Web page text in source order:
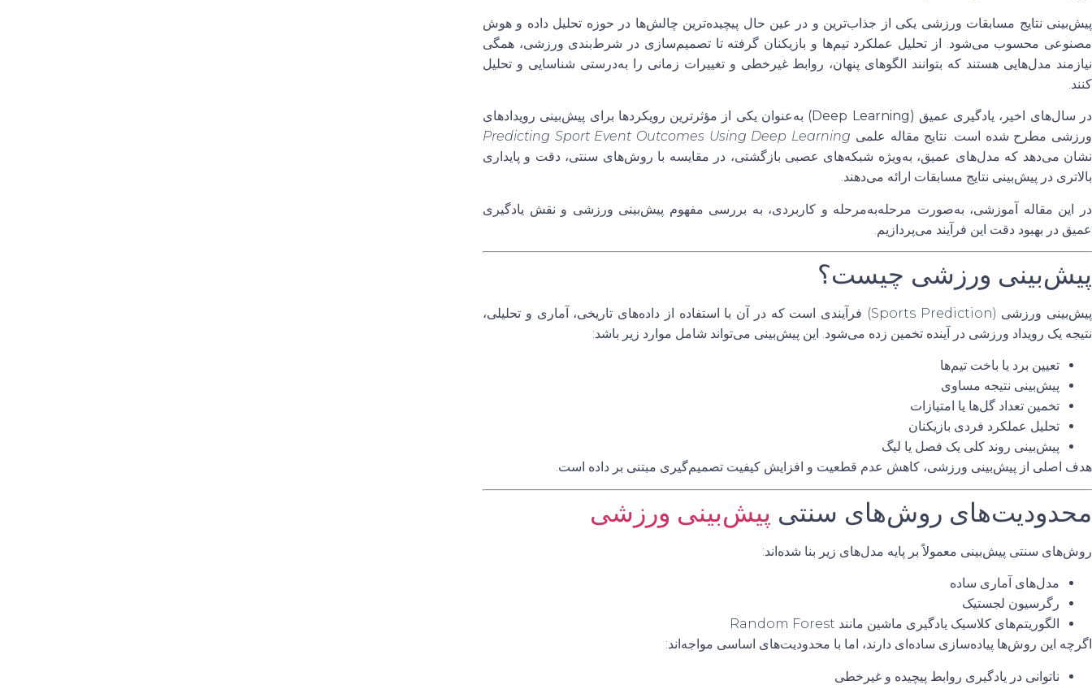
پیش‌بینی نتایج مسابقات ورزشی یکی از جذاب‌ترین و در عین حال پیچیده‌ترین چالش‌ها در حوزه تحلیل داده و هوش
مصنوعی محسوب می‌شود. از تحلیل عملکرد تیم‌ها و بازیکنان گرفته تا تصمیم‌سازی در شرط‌بندی ورزشی، همگی
نیازمند مدل‌هایی هستند که بتوانند الگوهای پنهان، روابط غیرخطی و تغییرات زمانی را به‌درستی شناسایی و تحلیل
کنند.
در سال‌های اخیر، یادگیری عمیق (Deep Learning)
به‌عنوان یکی از مؤثرترین رویکردها برای پیش‌بینی رویدادهای
ورزشی مطرح شده است. نتایج مقاله علمی Predicting Sport Event Outcomes Using Deep Learning
نشان می‌دهد که مدل‌های عمیق، به‌ویژه شبکه‌های عصبی بازگشتی، در مقایسه با روش‌های سنتی، دقت و پایداری
بالاتری در پیش‌بینی نتایج مسابقات ارائه می‌دهند.
در این مقاله آموزشی، به‌صورت مرحله‌به‌مرحله و کاربردی، به بررسی مفهوم پیش‌بینی ورزشی و نقش یادگیری
عمیق در بهبود دقت این فرآیند می‌پردازیم.
پیش‌بینی ورزشی چیست؟
پیش‌بینی ورزشی (Sports Prediction) فرآیندی است که در آن با استفاده از داده‌های تاریخی، آماری و تحلیلی،
نتیجه یک رویداد ورزشی در آینده تخمین زده می‌شود. این پیش‌بینی می‌تواند شامل موارد زیر باشد:
تعیین برد یا باخت تیم‌ها
پیش‌بینی نتیجه مساوی
تخمین تعداد گل‌ها یا امتیازات
تحلیل عملکرد فردی بازیکنان
پیش‌بینی روند کلی یک فصل یا لیگ
هدف اصلی از پیش‌بینی ورزشی، کاهش عدم قطعیت و افزایش کیفیت تصمیم‌گیری مبتنی بر داده است.
محدودیت‌های روش‌های سنتی پیش‌بینی ورزشی
روش‌های سنتی پیش‌بینی معمولاً بر پایه مدل‌های زیر بنا شده‌اند:
مدل‌های آماری ساده
رگرسیون لجستیک
الگوریتم‌های کلاسیک یادگیری ماشین مانند Random Forest
اگرچه این روش‌ها پیاده‌سازی ساده‌ای دارند، اما با محدودیت‌های اساسی مواجه‌اند:
ناتوانی در یادگیری روابط پیچیده و غیرخطی